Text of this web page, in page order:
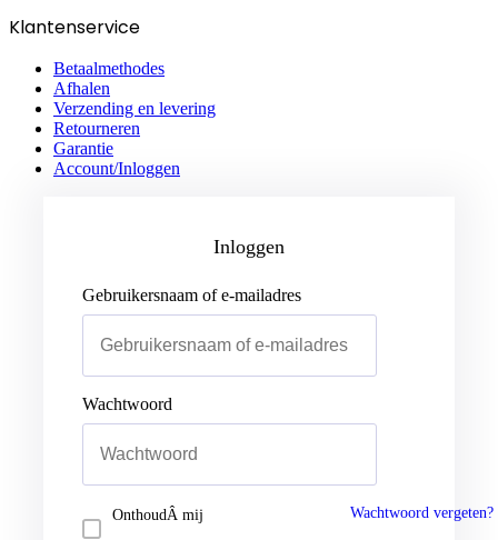
Klantenservice
Betaalmethodes
Afhalen
Verzending en levering
Retourneren
Garantie
Account/Inloggen
Gebruikersnaam of e-mailadres
Wachtwoord